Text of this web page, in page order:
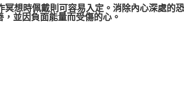
想時佩戴則可容易入定。消除內心深處的
並因負面能量而受傷的心。